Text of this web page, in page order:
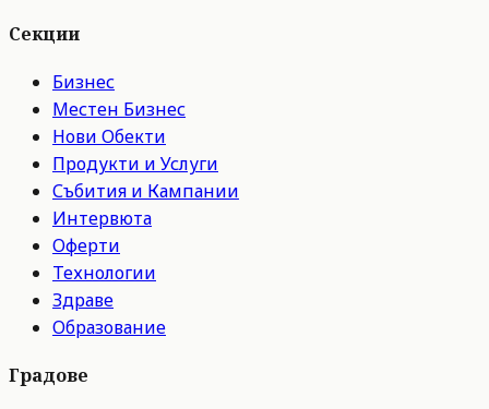
Секции
Бизнес
Местен Бизнес
Нови Обекти
Продукти и Услуги
Събития и Кампании
Интервюта
Оферти
Технологии
Здраве
Образование
Градове